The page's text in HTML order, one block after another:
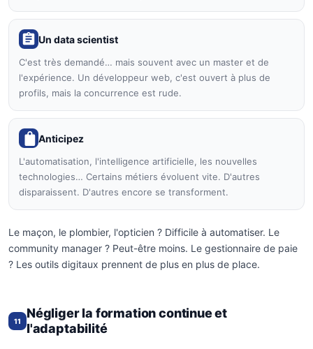
Un data scientist
C'est très demandé… mais souvent avec un master et de
l'expérience. Un développeur web, c'est ouvert à plus de
profils, mais la concurrence est rude.
Anticipez
L'automatisation, l'intelligence artificielle, les nouvelles
technologies… Certains métiers évoluent vite. D'autres
disparaissent. D'autres encore se transforment.
Le maçon, le plombier, l'opticien ? Difficile à automatiser. Le
community manager ? Peut-être moins. Le gestionnaire de paie
? Les outils digitaux prennent de plus en plus de place.
11
Négliger la formation continue et
l'adaptabilité